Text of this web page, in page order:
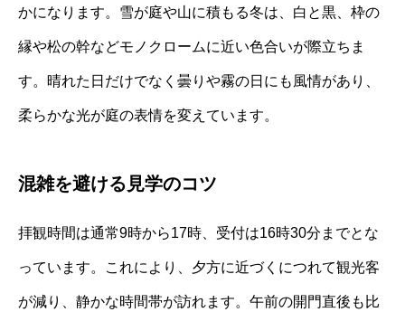
かになります。雪が庭や山に積もる冬は、白と黒、枠の
縁や松の幹などモノクロームに近い色合いが際立ちま
す。晴れた日だけでなく曇りや霧の日にも風情があり、
柔らかな光が庭の表情を変えています。
混雑を避ける見学のコツ
拝観時間は通常9時から17時、受付は16時30分までとな
っています。これにより、夕方に近づくにつれて観光客
が減り、静かな時間帯が訪れます。午前の開門直後も比